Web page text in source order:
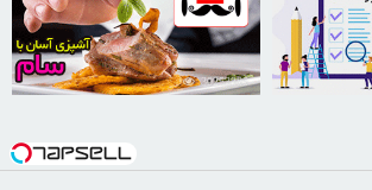
30253385